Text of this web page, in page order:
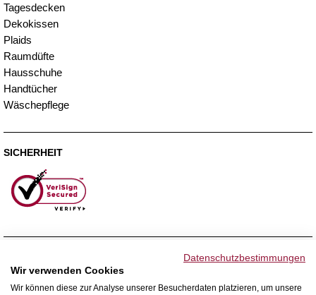
Tagesdecken
Dekokissen
Plaids
Raumdüfte
Hausschuhe
Handtücher
Wäschepflege
SICHERHEIT
Datenschutzbestimmungen
Wir verwenden Cookies
Wir können diese zur Analyse unserer Besucherdaten platzieren, um unsere